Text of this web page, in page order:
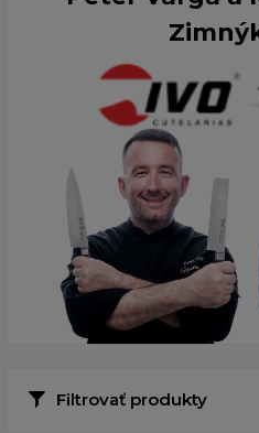
Filtrovať produkty